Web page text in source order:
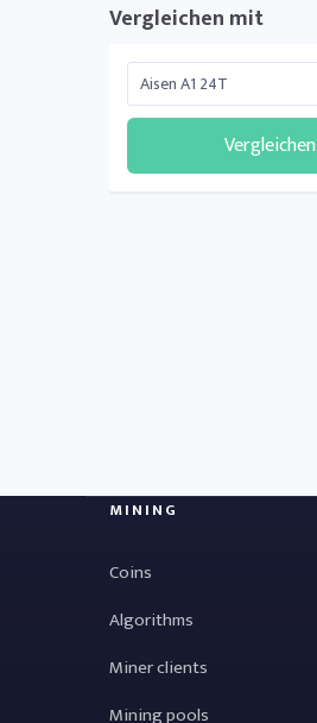
Vergleichen mit
Vergleichen
MINING
Coins
Algorithms
Miner clients
Mining pools